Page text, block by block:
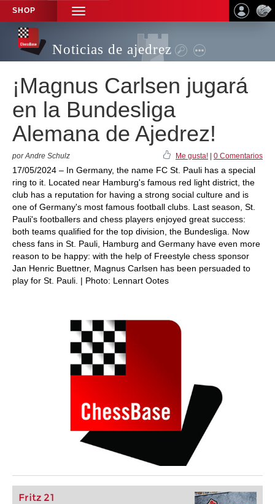
SHOP
TOGGLE
NAVIGATION
Noticias de ajedrez
¡Magnus Carlsen jugará
en la Bundesliga
Alemana de Ajedrez!
por Andre Schulz Me gusta! 0 Comentarios
17/05/2024 – In Germany, the name FC St. Pauli has a special
ring to it. Located near Hamburg's famous red light district, the
club has a reputation for having a strong social culture and is
one of Germany's most famous football clubs. Last season, St.
Pauli's footballers and chess players enjoyed great success:
both teams qualified for the top division, the Bundesliga. Now
chess fans in St. Pauli, Hamburg and Germany have even more
reason to be happy: with the help of Freestyle chess sponsor
Jan Henric Buettner, Magnus Carlsen has been persuaded to
play for St. Pauli. | Photo: Lennart Ootes
Fritz 21